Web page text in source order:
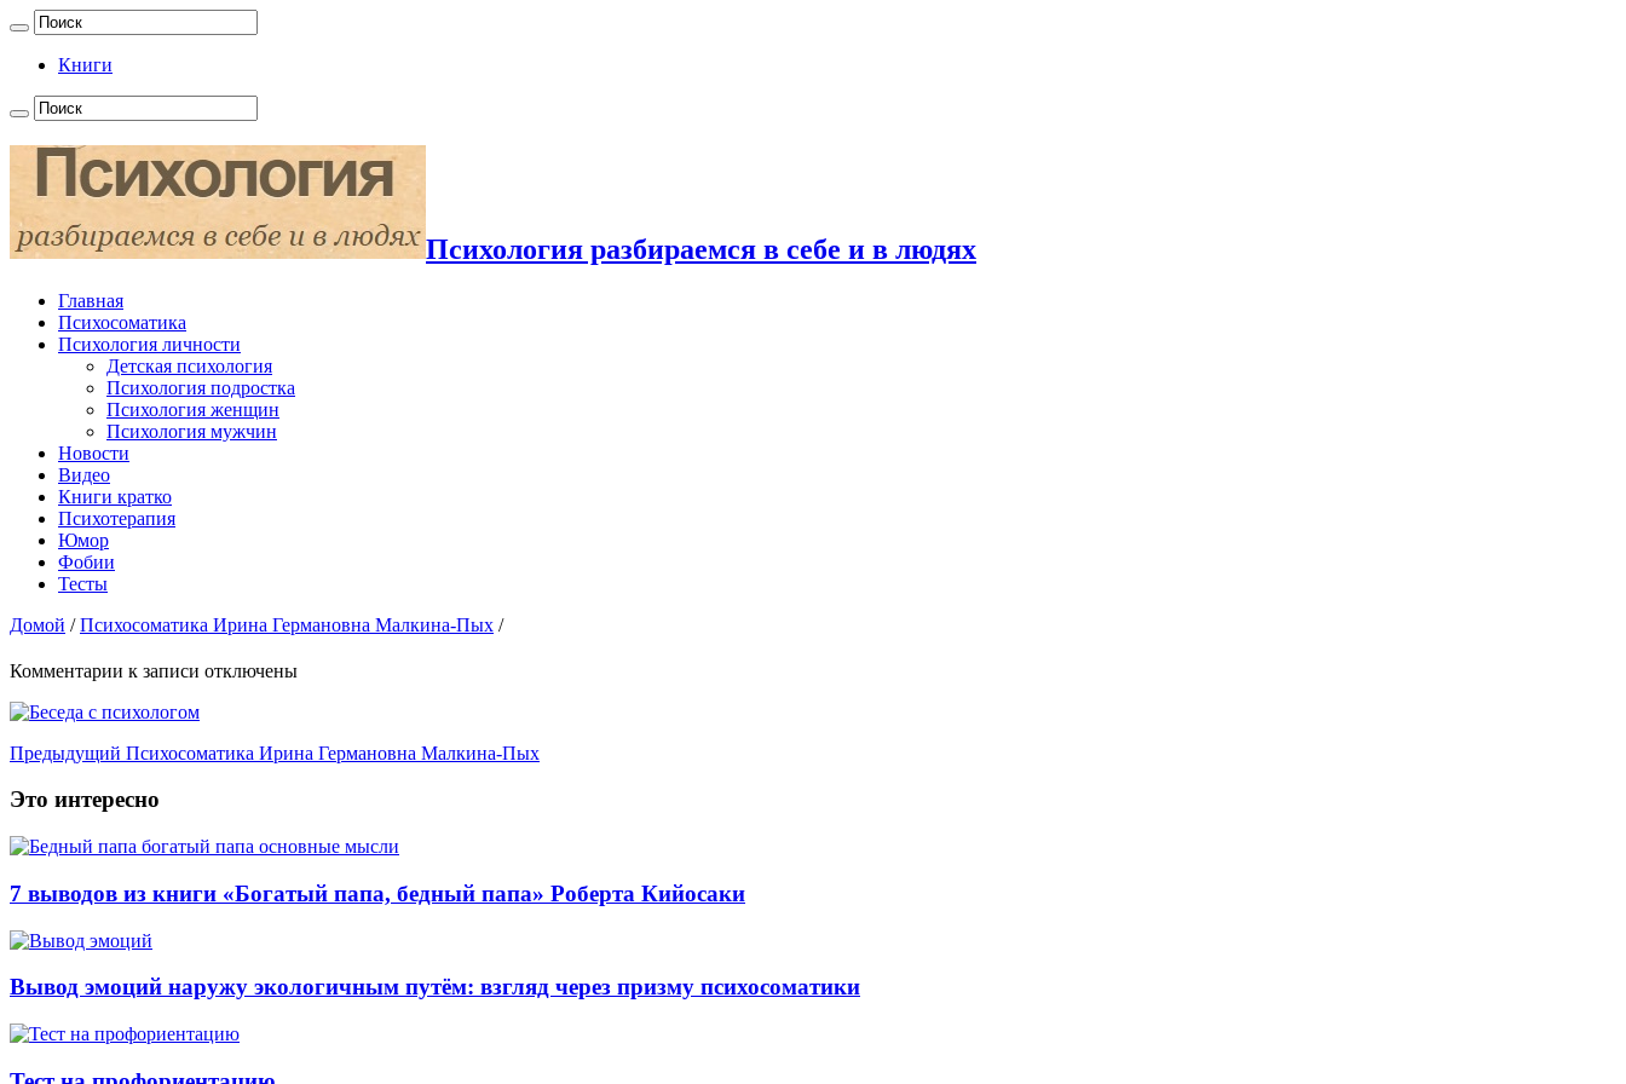
Книги
Психология разбираемся в себе и в людях
Главная
Психосоматика
Психология личности
Детская психология
Психология подростка
Психология женщин
Психология мужчин
Новости
Видео
Книги кратко
Психотерапия
Юмор
Фобии
Тесты
Домой / Психосоматика Ирина Германовна Малкина-Пых /
Комментарии к записи отключены
Предыдущий Психосоматика Ирина Германовна Малкина-Пых
Это интересно
7 выводов из книги «Богатый папа, бедный папа» Роберта Кийосаки
Вывод эмоций наружу экологичным путём: взгляд через призму психосоматики